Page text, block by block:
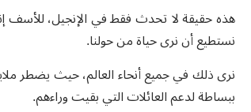
هذه حقيقة لا تحدث فقط في الإنجيل، للأسف
نستطيع أن نرى حياة من حولنا.
نرى ذلك في جميع أنحاء العالم، حيث يضطر
ببساطة لدعم العائلات التي بقيت وراءهم.